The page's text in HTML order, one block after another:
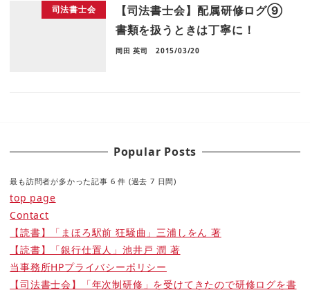
司法書士会
【司法書士会】配属研修ログ⑨
書類を扱うときは丁寧に！
岡田 英司 2015/03/20
Popular Posts
最も訪問者が多かった記事 6 件 (過去 7 日間)
top page
Contact
【読書】「まほろ駅前 狂騒曲」三浦しをん 著
【読書】「銀行仕置人」池井戸 潤 著
当事務所HPプライバシーポリシー
【司法書士会】「年次制研修」を受けてきたので研修ログを書